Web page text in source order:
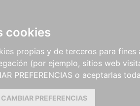
cookies
propias y de terceros para
(por ejemplo, sitios web
PREFERENCIAS o aceptarlas
CAMBIAR PREFERENCIAS